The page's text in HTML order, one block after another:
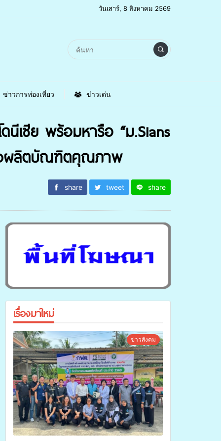
วันเสาร์, 8 สิงหาคม 2569
ข่าวการท่องเที่ยว ข่าวเด่น
เซีย พร้อมหารือ “ม.Sians
มุ่งผลิตบัณฑิตคุณภาพ
share tweet share
เรื่องมาใหม่
ข่าวสังคม